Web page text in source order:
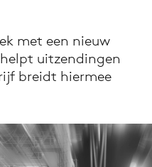
via de Adformatie
app
met een nieuw
uitzendingen
breidt hiermee